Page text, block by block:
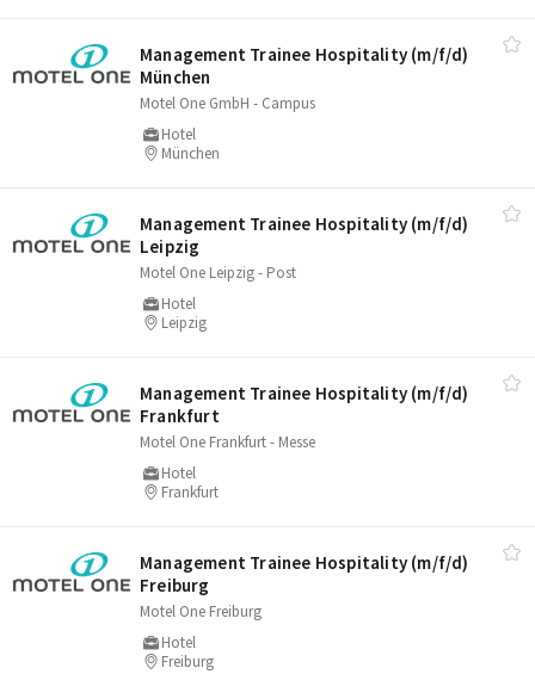
Management Trainee Hospitality (m/​f/​d)
München
Motel One GmbH - Campus
Hotel
München
Management Trainee Hospitality (m/​f/​d)
Leipzig
Motel One Leipzig - Post
Hotel
Leipzig
Management Trainee Hospitality (m/​f/​d)
Frankfurt
Motel One Frankfurt - Messe
Hotel
Frankfurt
Management Trainee Hospitality (m/​f/​d)
Freiburg
Motel One Freiburg
Hotel
Freiburg